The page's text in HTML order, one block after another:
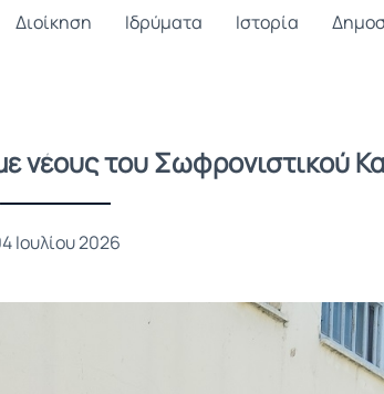
Διοίκηση Ιδρύματα Ιστορία
νέους του Σωφρονιστικού
Ιουλίου 2026